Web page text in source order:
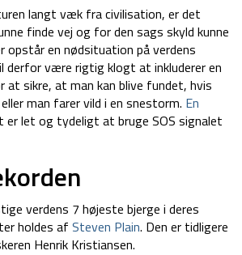
langt væk fra civilisation, er det
finde vej og for den sags skyld kunne
opstår en nødsituation på verdens
derfor være rigtig klogt at inkluderer en
at sikre, at man kan blive fundet, hvis
man farer vild i en snestorm. En
er let og tydeligt at bruge SOS signalet
verdens 7 højeste bjerge i deres
holdes af Steven Plain. Den er tidligere
Henrik Kristiansen.